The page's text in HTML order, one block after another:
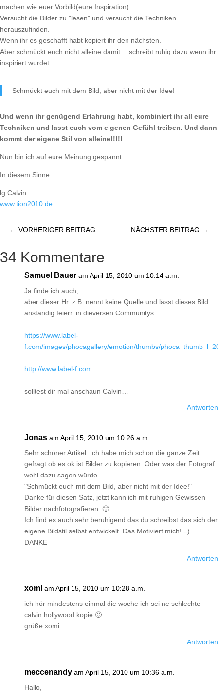
machen wie euer Vorbild(eure Inspiration).
Versucht die Bilder zu "lesen" und versucht die Techniken
herauszufinden.
Wenn ihr es geschafft habt kopiert ihr den nächsten.
Aber schmückt euch nicht alleine damit… schreibt ruhig dazu wenn ihr
inspiriert wurdet.
Schmückt euch mit dem Bild, aber nicht mit der Idee!
Und wenn ihr genügend Erfahrung habt, kombiniert ihr all eure
Techniken und lasst euch vom eigenen Gefühl treiben. Und dann
kommt der eigene Stil von alleine!!!!!
Nun bin ich auf eure Meinung gespannt
In diesem Sinne…..
lg Calvin
www.tion2010.de
← VORHERIGER BEITRAG NÄCHSTER BEITRAG →
34 Kommentare
Samuel Bauer am April 15, 2010 um 10:14 a.m.
Ja finde ich auch,
aber dieser Hr. z.B. nennt keine Quelle und lässt dieses Bild
anständig feiern in dieversen Communitys…
https://www.label-
f.com/images/phocagallery/emotion/thumbs/
http://www.label-f.com
solltest dir mal anschaun Calvin…
Antworten
Jonas am April 15, 2010 um 10:26 a.m.
Sehr schöner Artikel. Ich habe mich schon die ganze Zeit
gefragt ob es ok ist Bilder zu kopieren. Oder was der Fotograf
wohl dazu sagen würde….
"Schmückt euch mit dem Bild, aber nicht mit der Idee!" –
Danke für diesen Satz, jetzt kann ich mit ruhigen Gewissen
Bilder nachfotografieren. 🙂
Ich find es auch sehr beruhigend das du schreibst das sich der
eigene Bildstil selbst entwickelt. Das Motiviert mich! =)
DANKE
Antworten
xomi am April 15, 2010 um 10:28 a.m.
ich hör mindestens einmal die woche ich sei ne schlechte
calvin hollywood kopie 🙂
grüße xomi
Antworten
meccenandy am April 15, 2010 um 10:36 a.m.
Hallo,